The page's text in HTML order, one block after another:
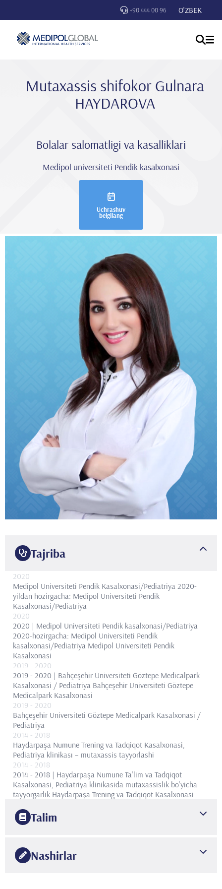
+90 444 00 96 O'ZBEK
Mutaxassis shifokor Gulnara
HAYDAROVA
Bolalar salomatligi va kasalliklari
Medipol universiteti Pendik kasalxonasi
Uchrashuv
belgilang
Tajriba
2020
Medipol Universiteti Pendik Kasalxonasi/Pediatriya 2020-
yildan hozirgacha: Medipol Universiteti Pendik
Kasalxonasi/Pediatriya
2020
2020 | Medipol Universiteti Pendik kasalxonasi/Pediatriya
2020-hozirgacha: Medipol Universiteti Pendik
kasalxonasi/Pediatriya Medipol Universiteti Pendik
Kasalxonasi
2019 - 2020
2019 - 2020 | Bahçeşehir Universiteti Göztepe Medicalpark
Kasalxonasi / Pediatriya Bahçeşehir Universiteti Göztepe
Medicalpark Kasalxonasi
2019 - 2020
Bahçeşehir Universiteti Göztepe Medicalpark Kasalxonasi /
Pediatriya
2014 - 2018
Haydarpaşa Numune Trening va Tadqiqot Kasalxonasi,
Pediatriya klinikası – mutaxassis tayyorlashi
2014 - 2018
2014 - 2018 | Haydarpaşa Numune Ta'lim va Tadqiqot
Kasalxonasi, Pediatriya klinikasida mutaxassislik bo'yicha
tayyorgarlik Haydarpaşa Trening va Tadqiqot Kasalxonasi
Talim
Haydarpaşa Trening va Tadqiqot Kasalxonasi
klinikasıNashirlar